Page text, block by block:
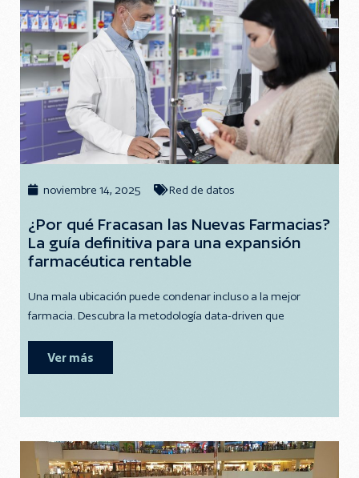
noviembre 14, 2025 Red de datos
¿Por qué Fracasan las Nuevas Farmacias?
La guía definitiva para una expansión
farmacéutica rentable
Una mala ubicación puede condenar incluso a la mejor
farmacia. Descubra la metodología data-driven que
Ver más